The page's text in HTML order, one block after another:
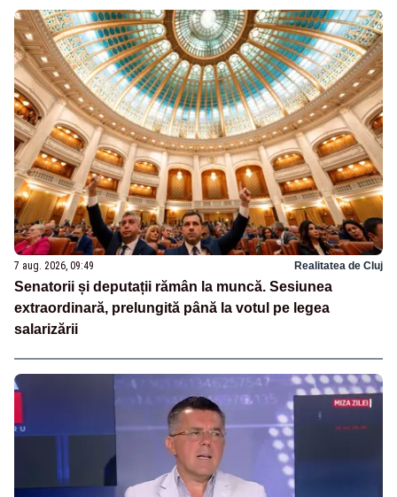
7 aug. 2026, 09:49 Realitatea de Cluj
Senatorii și deputații rămân la muncă. Sesiunea
extraordinară, prelungită până la votul pe legea
salarizării